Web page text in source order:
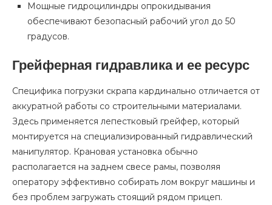
Мощные гидроцилиндры опрокидывания
обеспечивают безопасный рабочий угол до 50
градусов.
Грейферная гидравлика и ее ресурс
Специфика погрузки скрапа кардинально отличается от
аккуратной работы со строительными материалами.
Здесь применяется лепестковый грейфер, который
монтируется на специализированный гидравлический
манипулятор. Крановая установка обычно
располагается на заднем свесе рамы, позволяя
оператору эффективно собирать лом вокруг машины и
без проблем загружать стоящий рядом прицеп.